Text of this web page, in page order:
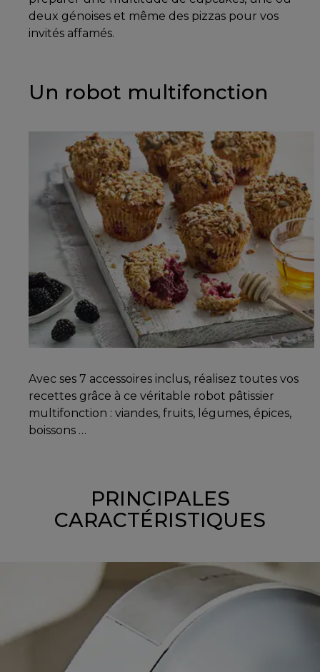
deux génoises et même des pizzas pour vos
invités affamés.
Un robot multifonction
Avec ses 7 accessoires inclus, réalisez toutes vos
recettes grâce à ce véritable robot pâtissier
multifonction : viandes, fruits, légumes, épices,
boissons …
PRINCIPALES
CARACTÉRISTIQUES